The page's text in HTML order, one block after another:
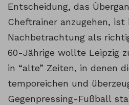
Entscheidung, das
Cheftrainer anzugehen, ist
Nachbetrachtung als
60-Jährige wollte Leipzig
in “alte” Zeiten, in denen
temporeichen und
Gegenpressing-Fußball